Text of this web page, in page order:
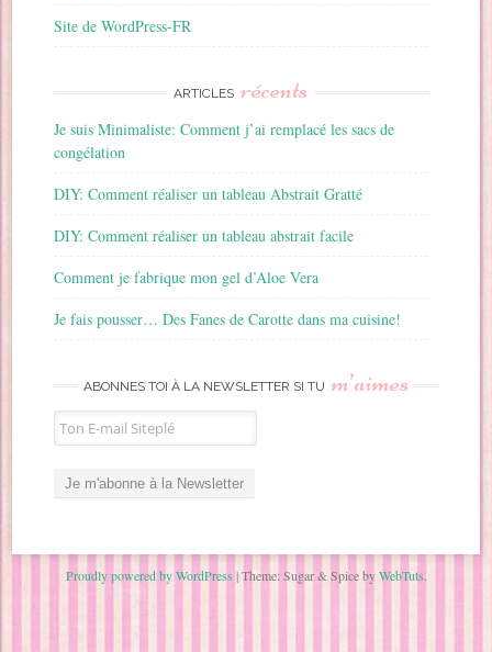
Site de WordPress-FR
ARTICLES récents
Je suis Minimaliste: Comment j’ai remplacé les sacs de
congélation
DIY: Comment réaliser un tableau Abstrait Gratté
DIY: Comment réaliser un tableau abstrait facile
Comment je fabrique mon gel d’Aloe Vera
Je fais pousser… Des Fanes de Carotte dans ma cuisine!
ABONNES TOI À LA NEWSLETTER SI TU m’aimes
Proudly powered by WordPress |Theme: Sugar & Spice byWebTuts.